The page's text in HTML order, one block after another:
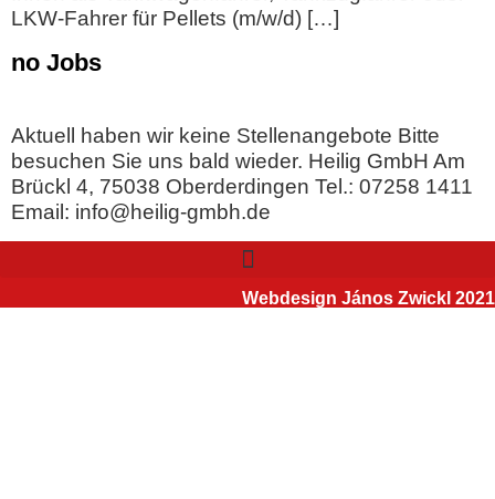
LKW-Fahrer für Pellets (m/w/d) […]
no Jobs
Aktuell haben wir keine Stellenangebote Bitte
besuchen Sie uns bald wieder. Heilig GmbH Am
Brückl 4, 75038 Oberderdingen Tel.: 07258 1411
Email: info@heilig-gmbh.de
Webdesign János Zwickl 2021